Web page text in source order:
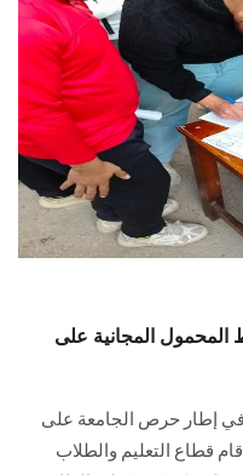
المحمول المجانية على
إطار حرص الجامعة على
قطاع التعليم والطلاب